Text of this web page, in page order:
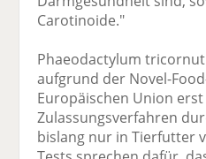
Carotinoide."
Phaeodactylum
aufgrund der Novel-
Europäischen Union
Zulassungsverfahren
bislang nur in Tierfutter